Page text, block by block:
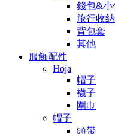
錢包&小
旅行收納
背包套
其他
服飾配件
Hoja
帽子
襪子
圍巾
帽子
頭帶